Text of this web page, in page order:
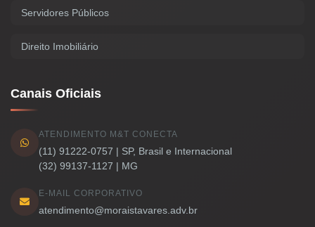
Servidores Públicos
Direito Imobiliário
Canais Oficiais
ATENDIMENTO M&T CONECTA
(11) 91222-0757 | SP, Brasil e Internacional
(32) 99137-1127 | MG
E-MAIL CORPORATIVO
atendimento@moraistavares.adv.br